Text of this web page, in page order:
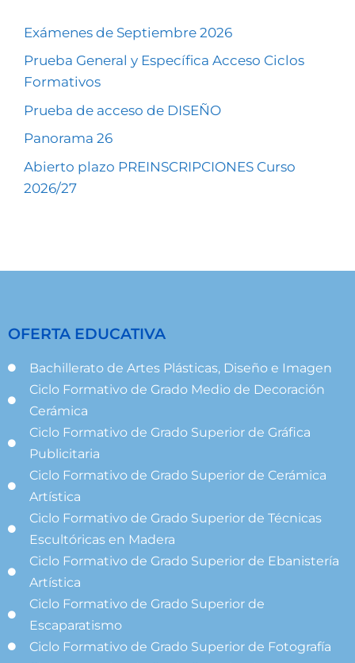
Exámenes de Septiembre 2026
Prueba General y Específica Acceso Ciclos
Formativos
Prueba de acceso de DISEÑO
Panorama 26
Abierto plazo PREINSCRIPCIONES Curso
2026/27
OFERTA EDUCATIVA
Bachillerato de Artes Plásticas, Diseño e Imagen
Ciclo Formativo de Grado Medio de Decoración
Cerámica
Ciclo Formativo de Grado Superior de Gráfica
Publicitaria
Ciclo Formativo de Grado Superior de Cerámica
Artística
Ciclo Formativo de Grado Superior de Técnicas
Escultóricas en Madera
Ciclo Formativo de Grado Superior de Ebanistería
Artística
Ciclo Formativo de Grado Superior de
Escaparatismo
Ciclo Formativo de Grado Superior de Fotografía